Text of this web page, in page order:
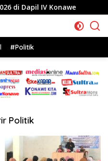
Reses di
#Politik
Politik